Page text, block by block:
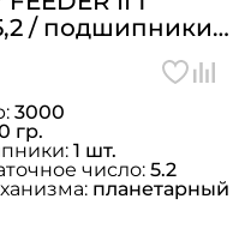
3000
гр.
1 шт.
число: 5.2
планетарный